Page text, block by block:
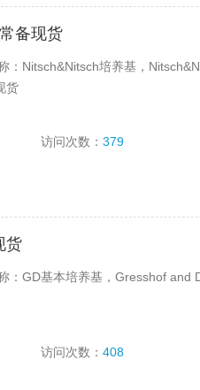
备现货
：Nitsch&Nitsch培养基，
货
访问次数：379
货
：GD基本培养基，Gresshof and
访问次数：408